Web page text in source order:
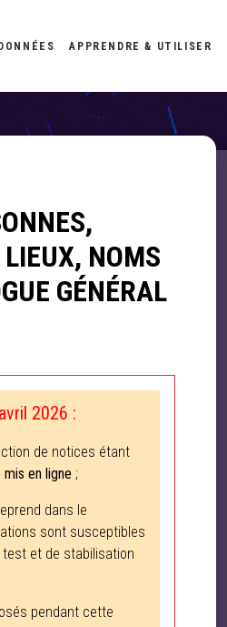
APPRENDRE & UTILISER
NOMS
GÉNÉRAL
2026 :
de notices étant
en ligne ;
dans le
sont susceptibles
et de stabilisation
pendant cette